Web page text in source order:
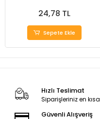
24,78 TL
Sepete Ekle
Hızlı Teslimat
Siparişleriniz en
Güvenli Alışveriş